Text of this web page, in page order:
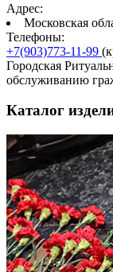
Адрес:
Московская
Телефоны:
+7(903)773-11-99
Городская
обслуживанию
Каталог